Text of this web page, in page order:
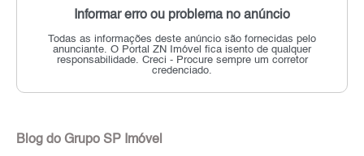
Informar erro ou problema no anúncio
Todas as informações deste anúncio são fornecidas pelo
anunciante. O Portal ZN Imóvel fica isento de qualquer
responsabilidade. Creci - Procure sempre um corretor
credenciado.
Blog do Grupo SP Imóvel